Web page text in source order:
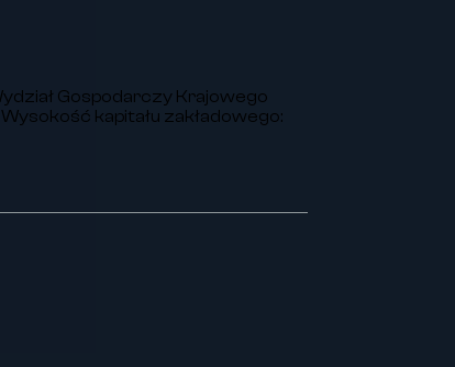
Gospodarczy Krajowego
kapitału zakładowego: